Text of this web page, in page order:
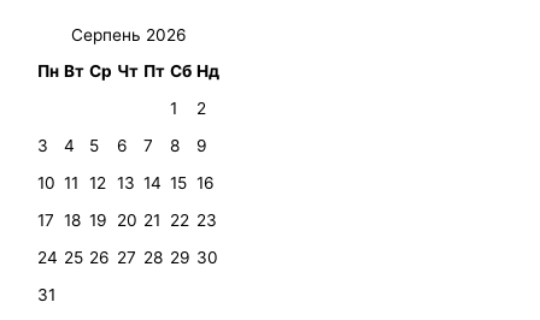
Серпень 2026
Пн Вт Ср Чт Пт Сб Нд
1
2
3
4 5 6 7 8
9
10 11 12 13 14 15 16
17 18 19 20 21 22 23
24 25 26 27 28 29 30
31